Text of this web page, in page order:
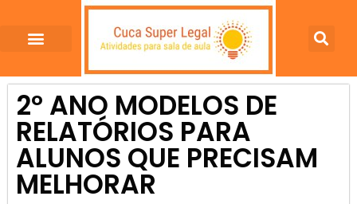
2º ANO MODELOS DE
RELATÓRIOS PARA
ALUNOS QUE PRECISAM
MELHORAR